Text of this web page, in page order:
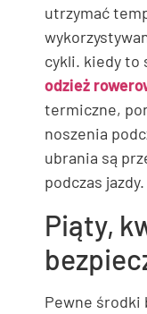
utrzymać
cykli. kiedy to
odzież
termiczne,
noszenia
ubrania są
podczas jazdy.
Piąty,
Pewne środki